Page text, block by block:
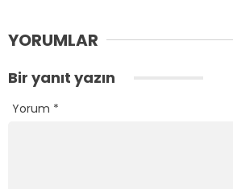
YORUMLAR
Bir yanıt yazın
Yorum *